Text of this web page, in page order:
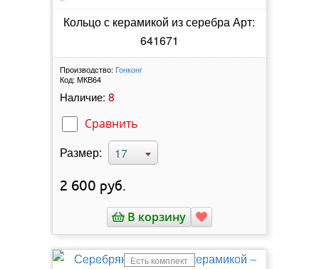
Кольцо с керамикой из серебра Арт:
641671
Производство: Гонконг
Код: МКВ64
Наличие: 8
Сравнить
Размер: 17
2 600 руб.
В корзину
Есть комплект